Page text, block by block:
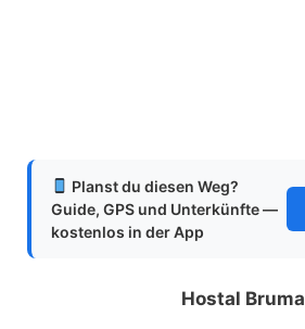
Planst du diesen Weg?
Guide, GPS und Unterkünfte —
kostenlos in der App
Hostal Bruma